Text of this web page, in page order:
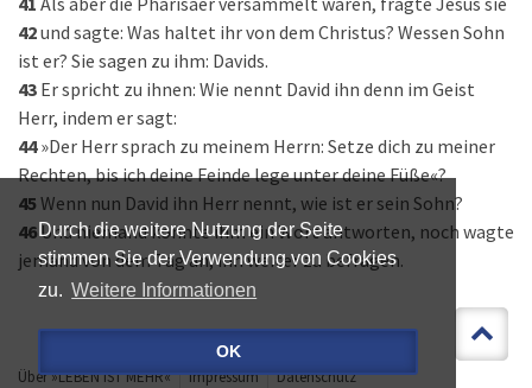
Durch die weitere Nutzung der Seite
stimmen Sie der Verwendung von Cookies
zu. Weitere Informationen
OK
42und sagte: Was haltet ihr von dem Christus? Wessen Sohn
ist er? Sie sagen zu ihm: Davids.
43 Er spricht zu ihnen: Wie nennt David ihn denn im Geist
Herr, indem er sagt:
44 »Der Herr sprach zu meinem Herrn: Setze dich zu meiner
Rechten, bis ich deine Feinde lege unter deine Füße«?
45 Wenn nun David ihn Herr nennt, wie ist er sein Sohn?
46Und niemand konnte ihm ein Wort antworten, noch wagte
jemand von dem Tag an, ihn weiter zu befragen.
Über »LEBEN IST MEHR« Impressum Datenschutz